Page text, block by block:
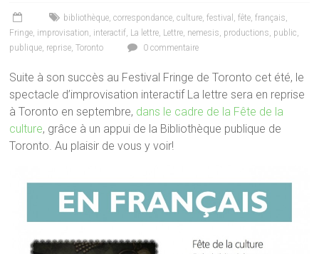
bibliothèque,correspondance,culture,festival ,fête,français,
Fringe, improvisation, interactif, La lettre, Lettre, nemesis, productions, public,
publique, reprise,Toronto 0 commentaire
Suite à son succès au Festival Fringe de Toronto cet été, le
spectacle d’improvisation interactif La lettre sera en reprise
à Toronto en septembre, dans le cadre de la Fête de la
culture, grâce à un appui de la Bibliothèque publique de
Toronto. Au plaisir de vous y voir!